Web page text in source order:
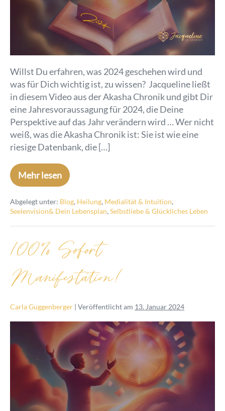
Willst Du erfahren, was 2024 geschehen wird und
was für Dich wichtig ist, zu wissen? Jacqueline ließt
in diesem Video aus der Akasha Chronik und gibt Dir
eine Jahresvoraussagung für 2024, die Deine
Perspektive auf das Jahr verändern wird … Wer nicht
weiß, was die Akasha Chronik ist: Sie ist wie eine
riesige Datenbank, die […]
Mehr lesen
Abgelegt unter: Blog, Heilung, Medialität & Intuition,
Seelenvision& Dein Lebensplan,Selbstliebe & Glückliches Leben
100% Sofort
Manifestation!
Carla Guggenberger Veröffentlicht am 13. Januar 2024